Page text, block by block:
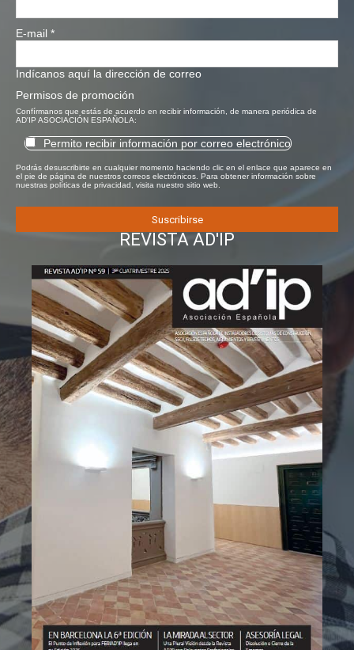
E-mail *
Indícanos aquí la dirección de correo
Permisos de promoción
Confírmanos que estás de acuerdo en recibir información, de manera periódica de
AD'IP ASOCIACIÓN ESPAÑOLA:
Permito recibir información por correo electrónico
Podrás desuscribirte en cualquier momento haciendo clic en el enlace que aparece en
el pie de página de nuestros correos electrónicos. Para obtener información sobre
nuestras políticas de privacidad, visita nuestro sitio web.
REVISTA AD'IP